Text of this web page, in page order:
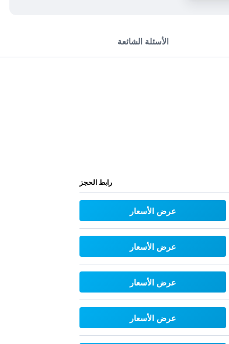
الأسئلة الشائعة
رابط الحجز
عرض الأسعار
عرض الأسعار
عرض الأسعار
عرض الأسعار